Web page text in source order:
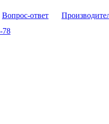
Вопрос-ответ
78